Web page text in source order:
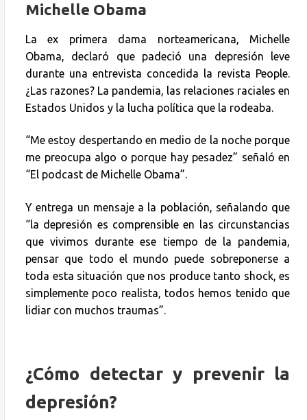
Michelle Obama
La ex primera dama norteamericana, Michelle
Obama, declaró que padeció una depresión leve
durante una entrevista concedida la revista People.
¿Las razones? La pandemia, las relaciones raciales en
Estados Unidos y la lucha política que la rodeaba.
“Me estoy despertando en medio de la noche porque
me preocupa algo o porque hay pesadez” señaló en
“El podcast de Michelle Obama”.
Y entrega un mensaje a la población, señalando que
“la depresión es comprensible en las circunstancias
que vivimos durante ese tiempo de la pandemia,
pensar que todo el mundo puede sobreponerse a
toda esta situación que nos produce tanto shock, es
simplemente poco realista, todos hemos tenido que
lidiar con muchos traumas”.
¿Cómo detectar y prevenir la
depresión?